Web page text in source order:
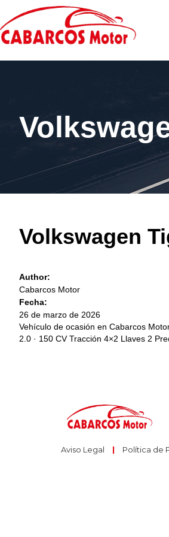
Volkswagen
Author:
Cabarcos Motor
Fecha:
26 de marzo de 2026
Vehículo de ocasión en Cabarcos
2.0 · 150 CV Tracción 4×2 Llaves 2
Aviso Legal | Política de